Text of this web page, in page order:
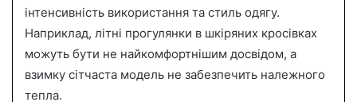
інтенсивність використання та стиль одягу.
Наприклад, літні прогулянки в шкіряних кросівках
можуть бути не найкомфортнішим досвідом, а
взимку сітчаста модель не забезпечить належного
тепла.